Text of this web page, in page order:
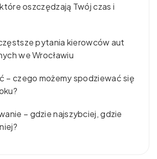
oszczędzają Twój czas i
pytania kierowców aut
we Wrocławiu
– czego możemy spodziewać się
– gdzie najszybciej, gdzie